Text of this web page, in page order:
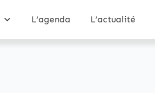
L’agenda L’actualité